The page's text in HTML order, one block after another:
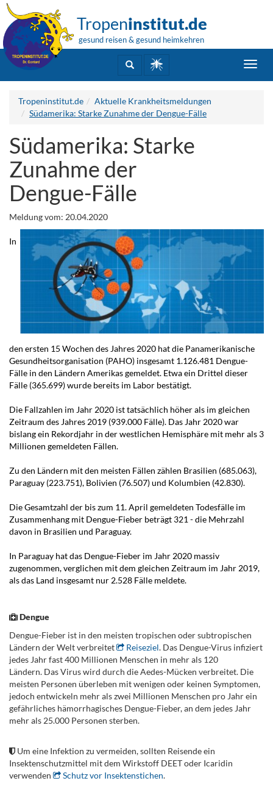
Tropeninstitut.de
gesund reisen & gesund heimkehren
Tropeninstitut.de
Aktuelle Krankheitsmeldungen
Südamerika: Starke Zunahme der Dengue-Fälle
Südamerika: Starke
Zunahme der
Dengue-Fälle
Meldung vom: 20.04.2020
In
den ersten 15 Wochen des Jahres 2020 hat die Panamerikanische
Gesundheitsorganisation (PAHO) insgesamt 1.126.481 Dengue-
Fälle in den Ländern Amerikas gemeldet. Etwa ein Drittel dieser
Fälle (365.699) wurde bereits im Labor bestätigt.
Die Fallzahlen im Jahr 2020 ist tatsächlich höher als im gleichen
Zeitraum des Jahres 2019 (939.000 Fälle). Das Jahr 2020 war
bislang ein Rekordjahr in der westlichen Hemisphäre mit mehr als 3
Millionen gemeldeten Fällen.
Zu den Ländern mit den meisten Fällen zählen Brasilien (685.063),
Paraguay (223.751), Bolivien (76.507) und Kolumbien (42.830).
Die Gesamtzahl der bis zum 11. April gemeldeten Todesfälle im
Zusammenhang mit Dengue-Fieber beträgt 321 - die Mehrzahl
davon in Brasilien und Paraguay.
In Paraguay hat das Dengue-Fieber im Jahr 2020 massiv
zugenommen, verglichen mit dem gleichen Zeitraum im Jahr 2019,
als das Land insgesamt nur 2.528 Fälle meldete.
Dengue
Dengue-Fieber ist in den meisten tropischen oder subtropischen
Ländern der Welt verbreitet
Reiseziel. Das Dengue-Virus infiziert
jedes Jahr fast 400 Millionen Menschen in mehr als 120
Ländern. Das Virus wird durch die Aedes-Mücken verbreitet. Die
meisten Personen überleben mit wenigen oder keinen Symptomen,
jedoch entwickeln mehr als zwei Millionen Menschen pro Jahr ein
gefährliches hämorrhagisches Dengue-Fieber, an dem jedes Jahr
mehr als 25.000 Personen sterben.
Um eine Infektion zu vermeiden, sollten Reisende ein
Insektenschutzmittel mit dem Wirkstoff DEET oder Icaridin
verwenden
Schutz vor Insektenstichen.